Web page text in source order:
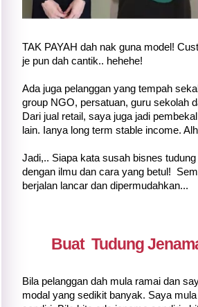
TAK PAYAH dah nak guna model!
je pun dah cantik.. hehehe!
Ada juga pelanggan yang tempah
group NGO, persatuan, guru sekolah
Dari jual retail, saya juga jadi
lain. Ianya long term stable income.
Jadi,.. Siapa kata susah bisnes
dengan ilmu dan cara yang betul!
berjalan lancar dan dipermudahkan...
Buat Tudung
Bila pelanggan dah mula ramai dan
modal yang sedikit banyak. Saya